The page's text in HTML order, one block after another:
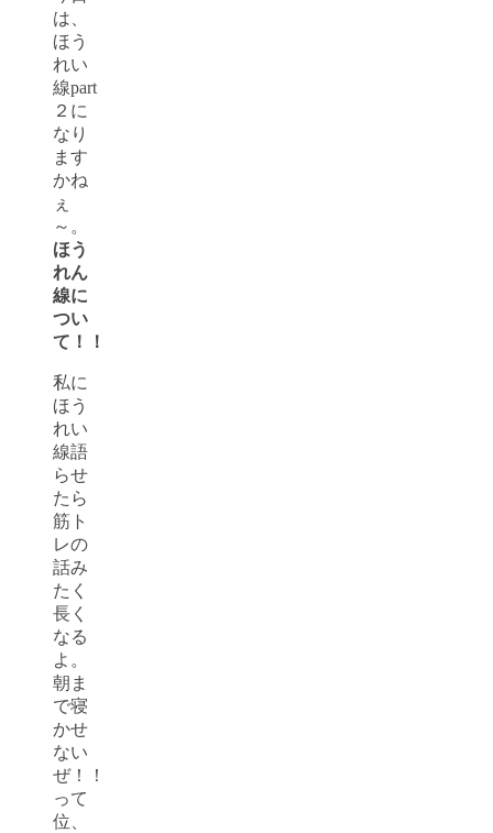
は、
ほう
れい
線part
２に
なり
ます
かね
ぇ
～。
ほう
れん
線に
つい
て！！
私に
ほう
れい
線語
らせ
たら
筋ト
レの
話み
たく
長く
なる
よ。
朝ま
で寝
かせ
ない
ぜ！！
って
位、